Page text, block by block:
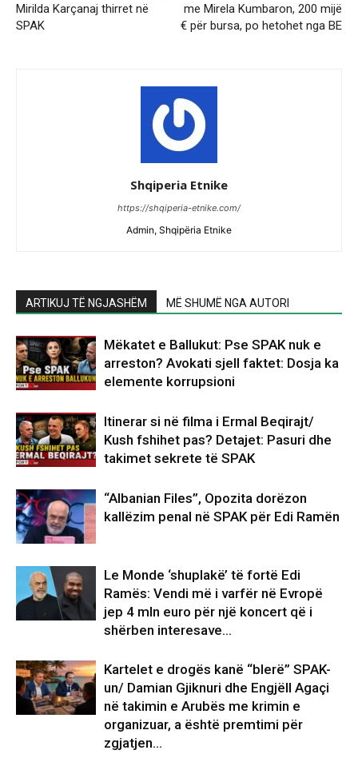
Mirilda Karçanaj thirret në
SPAK
me Mirela Kumbaron, 200 mijë
€ për bursa, po hetohet nga BE
Shqiperia Etnike
https://shqiperia-etnike.com/
Admin, Shqipëria Etnike
ARTIKUJ TË NGJASHËM MË SHUMË NGA AUTORI
Mëkatet e Ballukut: Pse SPAK nuk e
arreston? Avokati sjell faktet: Dosja ka
elemente korrupsioni
Itinerar si në filma i Ermal Beqirajt/
Kush fshihet pas? Detajet: Pasuri dhe
takimet sekrete të SPAK
“Albanian Files”, Opozita dorëzon
kallëzim penal në SPAK për Edi Ramën
Le Monde ‘shuplakë’ të fortë Edi
Ramës: Vendi më i varfër në Evropë
jep 4 mln euro për një koncert që i
shërben interesave...
Kartelet e drogës kanë “blerë” SPAK-
un/ Damian Gjiknuri dhe Engjëll Agaçi
në takimin e Arubës me krimin e
organizuar, a është premtimi për
zgjatjen...